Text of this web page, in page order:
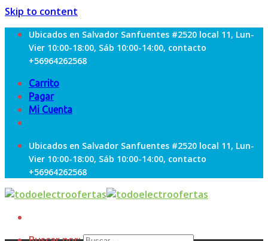
Skip to content
Ubicados en Salvador Sanfuentes #2520 local 11, Lun-
Vier 10:00-18:00, Sáb 10:00-14:00, contacto
+56964262568
Carrito
Pagar
Mi Cuenta
Ubicados en Salvador Sanfuentes #2520 local 11, Lun-
Vier 10:00-18:00, Sáb 10:00-14:00, contacto
+56964262568